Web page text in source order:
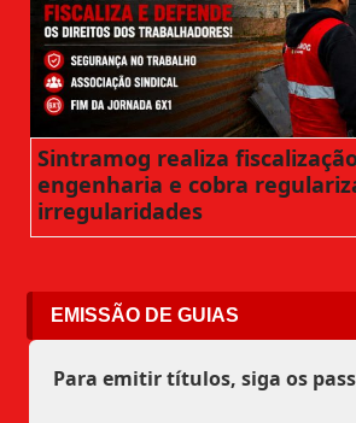
Sintramog realiza
engenharia e cobra
irregularidades
EMISSÃO DE GUIAS
Para emitir títulos, siga os